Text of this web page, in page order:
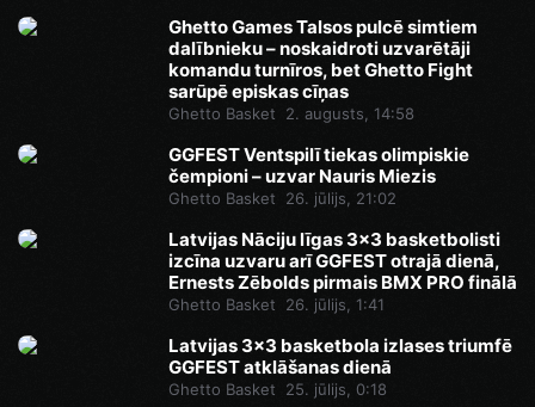
Ghetto Games Talsos pulcē simtiem
dalībnieku – noskaidroti uzvarētāji
komandu turnīros, bet Ghetto Fight
sarūpē episkas cīņas
Ghetto Basket 2. augusts, 14:58
GGFEST Ventspilī tiekas olimpiskie
čempioni – uzvar Nauris Miezis
Ghetto Basket 26. jūlijs, 21:02
Latvijas Nāciju līgas 3x3 basketbolisti
izcīna uzvaru arī GGFEST otrajā dienā,
Ernests Zēbolds pirmais BMX PRO finālā
Ghetto Basket 26. jūlijs, 1:41
Latvijas 3x3 basketbola izlases triumfē
GGFEST atklāšanas dienā
Ghetto Basket 25. jūlijs, 0:18